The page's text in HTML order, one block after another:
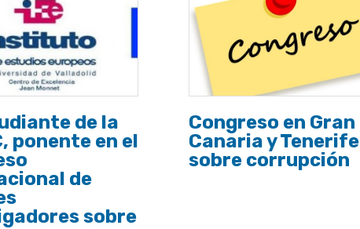
de la
ponente en el
de
sobre
Congreso en Gran
Canaria y Tenerife
sobre corrupción